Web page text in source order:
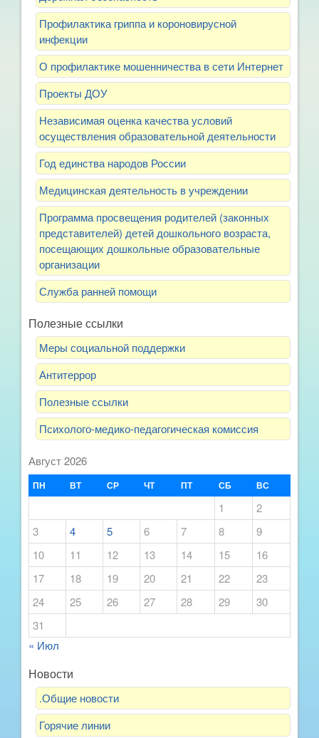
Профилактика гриппа и короновирусной
инфекции
О профилактике мошенничества в сети Интернет
Проекты ДОУ
Независимая оценка качества условий
осуществления образовательной деятельности
Год единства народов России
Медицинская деятельность в учреждении
Программа просвещения родителей (законных
представителей) детей дошкольного возраста,
посещающих дошкольные образовательные
организации
Служба ранней помощи
Полезные ссылки
Меры социальной поддержки
Антитеррор
Полезные ссылки
Психолого-медико-педагогическая комиссия
Август 2026
ПН ВТ СР ЧТ ПТ СБ ВС
1
2
3
4 5 6 7 8
9
10
11 12 13 14 15
16
17
18 19 20 21 22
23
24
25 26 27 28 29
30
31
« Июл
Новости
.Общие новости
Горячие линии